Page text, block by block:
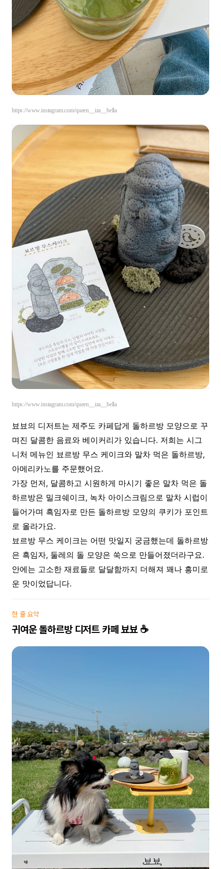
https://www.instagram.com/queen__iza__bella
https://www.instagram.com/queen__iza__bella
뵤뵤의 디저트는 제주도 카페답게 돌하르방 모양으로 꾸
며진 달콤한 음료와 베이커리가 있습니다. 저희는 시그
니처 메뉴인 뵤르방 무스 케이크와 말차 먹은 돌하르방,
아메리카노를 주문했어요.
가장 먼저, 달콤하고 시원하게 마시기 좋은 말차 먹은 돌
하르방은 밀크쉐이크, 녹차 아이스크림으로 말차 시럽이
들어가며 흑임자로 만든 돌하르방 모양의 쿠키가 포인트
로 올라가요.
뵤르방 무스 케이크는 어떤 맛일지 궁금했는데 돌하르방
은 흑임자, 둘레의 돌 모양은 쑥으로 만들어졌더라구요.
안에는 고소한 재료들로 달달함까지 더해져 꽤나 흥미로
운 맛이었답니다.
한 줄 요약
귀여운 돌하르방 디저트 카페 뵤뵤 ☕️